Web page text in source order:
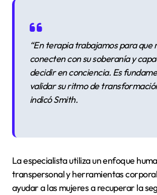
“En terapia trabajamos para que
conecten con su soberanía y
decidir en conciencia. Es
validar su ritmo de
indicó Smith.
La especialista utiliza un enfoque
transpersonal y herramientas
ayudar a las mujeres a recuperar la